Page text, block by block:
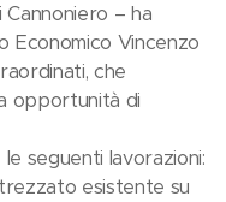
Cannoniero – ha
Economico Vincenzo
che
opportunità di
seguenti lavorazioni:
esistente su